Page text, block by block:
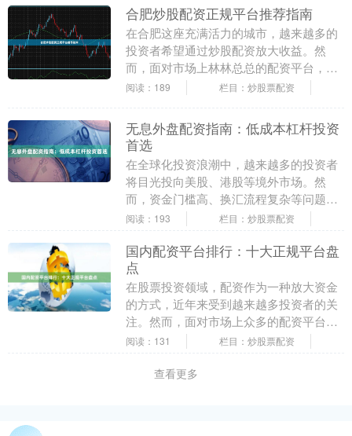
合肥炒股配资正规平台推荐指南
在合肥这座充满活力的城市，越来越多的
投资者希望通过炒股配资放大收益。然
而，面对市场上林林总总的配资平台，如
何辨别正规平台成为投资者的首要难题。
阅读：189 栏目：炒股票配资
无息外盘配资指南：低成本杠杆投资
首选
在全球化投资浪潮中，越来越多的投资者
将目光投向美股、港股等境外市场。然
而，资金门槛高、换汇流程复杂等问题常
让人望而却步。**无息外盘配资**作为一
阅读：193 栏目：炒股票配资
国内配资平台排行：十大正规平台盘
点
在股票投资领域，配资作为一种放大资金
的方式，近年来受到越来越多投资者的关
注。然而，面对市场上众多的配资平台，
如何选择一家正规、安全的平台成为投资
阅读：131 栏目：炒股票配资
查看更多